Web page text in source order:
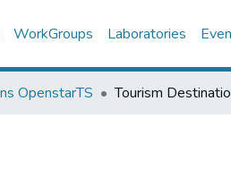
WorkGroups Laboratories
OpenstarTS